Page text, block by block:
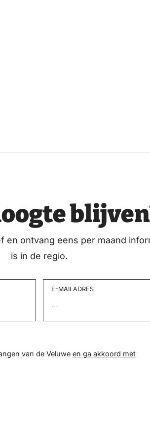
en ontvang eens per maand
is in de regio.
E-MAILADRES
van de Veluwe en ga akkoord met